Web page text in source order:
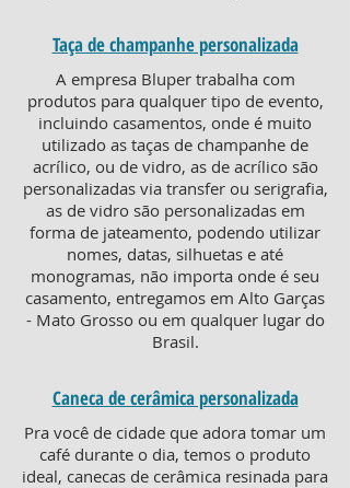
Taça de champanhe personalizada
A empresa Bluper trabalha com
produtos para qualquer tipo de evento,
incluindo casamentos, onde é muito
utilizado as taças de champanhe de
acrílico, ou de vidro, as de acrílico são
personalizadas via transfer ou serigrafia,
as de vidro são personalizadas em
forma de jateamento, podendo utilizar
nomes, datas, silhuetas e até
monogramas, não importa onde é seu
casamento, entregamos em Alto Garças
- Mato Grosso ou em qualquer lugar do
Brasil.
Caneca de cerâmica personalizada
Pra você de cidade que adora tomar um
café durante o dia, temos o produto
ideal, canecas de cerâmica resinada para